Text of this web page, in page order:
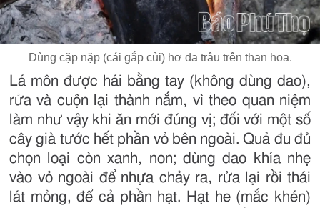
Dùng cặp nặp (cái gắp củi) hơ da trâu trên than hoa.
Lá môn được hái bằng tay (không dùng dao),
rửa và cuộn lại thành nắm, vì theo quan niệm
làm như vậy khi ăn mới đúng vị; đối với một số
cây già tước hết phần vỏ bên ngoài. Quả đu đủ
chọn loại còn xanh, non; dùng dao khía nhẹ
vào vỏ ngoài để nhựa chảy ra, rửa lại rồi thái
lát mỏng, để cả phần hạt. Hạt he (mắc khén)